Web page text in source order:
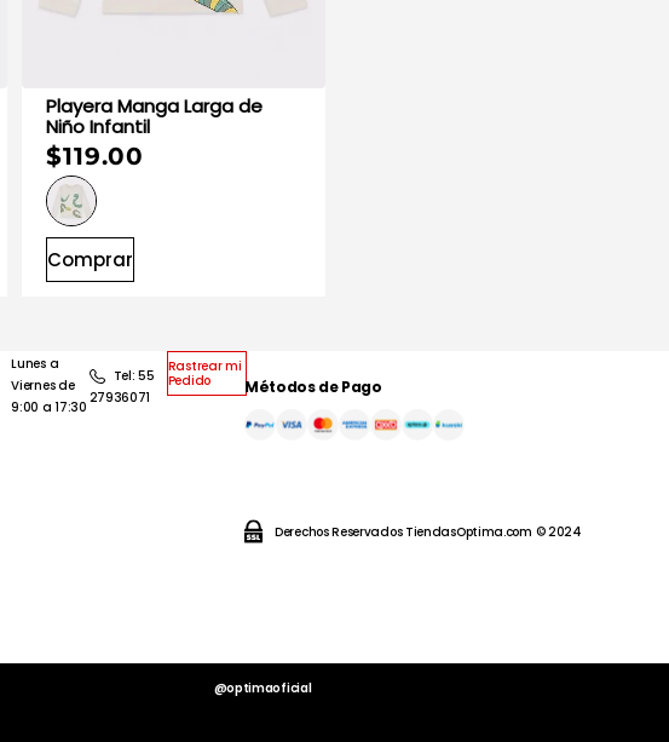
Playera Manga Larga de
Niño Infantil
$119.00
Comprar
Lunes a
Viernes de
9:00 a 17:30
Tel: 55
27936071
Rastrear mi
Pedido
Métodos de Pago
Derechos Reservados TiendasOptima.com © 2024
@optimaoficial